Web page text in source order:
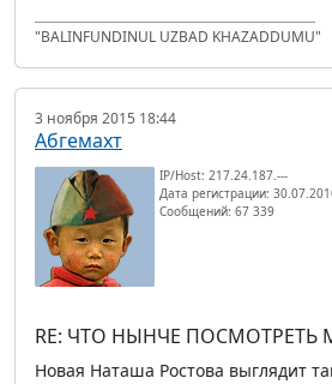
"BALINFUNDINUL UZBAD KHAZADDUMU"
3 ноября 2015 18:44
Абгемахт
IP/Host: 217.24.187.---
Дата регистрации:
Сообщений: 67 339
RE: ЧТО НЫНЧЕ
Новая Наташа Ростова выглядит